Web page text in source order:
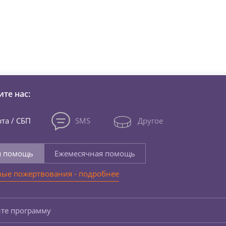
нас:
/ СБП SMS Другое
помощь
Ежемесячная помощь
пожертвования - подробнее
программу